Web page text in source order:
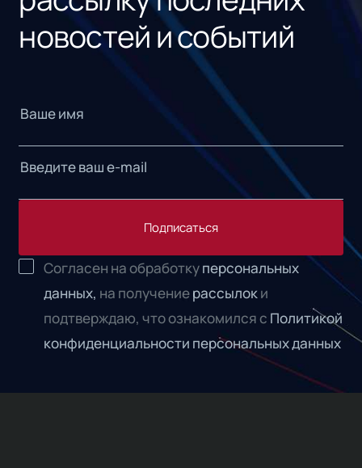
новостей и событий
Подписаться
Согласен на обработкуперсональных
данных, на получениерассылок и
подтверждаю, что ознакомился с Политикой
конфиденциальности персональных данных